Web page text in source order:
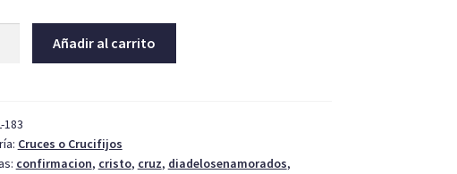
Añadir al carrito
183
Cruces o Crucifijos
confirmacion, cristo, cruz, diadelosenamorados,